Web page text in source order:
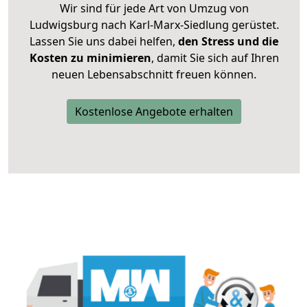
Wir sind für jede Art von Umzug von
Ludwigsburg nach Karl-Marx-Siedlung gerüstet.
Lassen Sie uns dabei helfen, den Stress und die
Kosten zu minimieren, damit Sie sich auf Ihren
neuen Lebensabschnitt freuen können.
Kostenlose Angebote erhalten